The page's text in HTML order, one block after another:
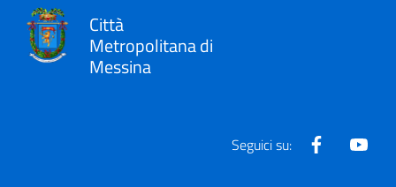
Città
Metropolitana di
Messina
Seguici su: Facebook